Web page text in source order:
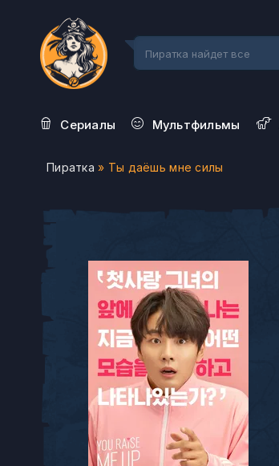
Сериалы Мультфильмы
Пиратка » Ты даёшь мне силы